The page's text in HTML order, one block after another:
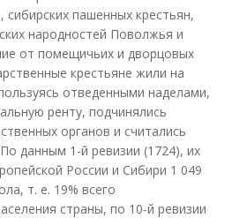
пашенных крестьян,
народностей Поволжья и
от помещичьих и дворцовых
крестьяне жили на
отведенными наделами,
ренту, подчинялись
органов и считались
данным 1-й ревизии (1724), их
России и Сибири 1 049
т. е. 19% всего
страны, по 10-й ревизии